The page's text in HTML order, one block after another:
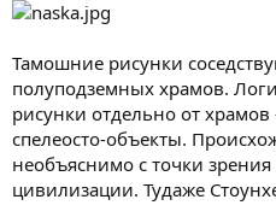
Тамошние рисунки
полуподземных храмов.
рисунки отдельно от
спелеосто-объекты.
необъяснимо с точки зрения
цивилизации. Тудаже